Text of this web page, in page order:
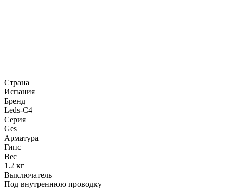
Страна
Испания
Бренд
Leds-C4
Серия
Ges
Арматура
Гипс
Вес
1.2 кг
Выключатель
Под внутреннюю проводку